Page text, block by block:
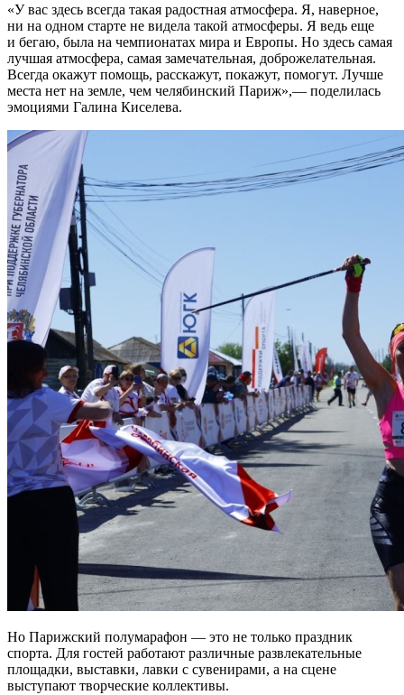
«У вас здесь всегда такая радостная атмосфера. Я, наверное,
ни на одном старте не видела такой атмосферы. Я ведь еще
и бегаю, была на чемпионатах мира и Европы. Но здесь самая
лучшая атмосфера, самая замечательная, доброжелательная.
Всегда окажут помощь, расскажут, покажут, помогут. Лучше
места нет на земле, чем челябинский Париж»,— поделилась
эмоциями Галина Киселева.
Но Парижский полумарафон — это не только праздник
спорта. Для гостей работают различные развлекательные
площадки, выставки, лавки с сувенирами, а на сцене
выступают творческие коллективы.